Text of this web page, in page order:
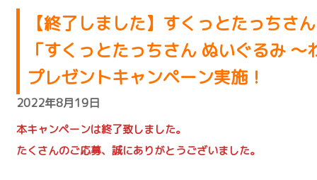
【終了しました】すくっとたっちさ
「すくっとたっちさん ぬいぐるみ
プレゼントキャンペーン実施！
2022年8月19日
本キャンペーンは終了致しました。
たくさんのご応募、誠にありがとうございました。